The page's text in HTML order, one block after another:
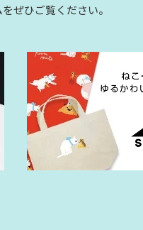
ぜひご覧ください。